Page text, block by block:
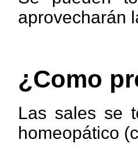
aprovecharán
¿Como
Las sales se
homeopático